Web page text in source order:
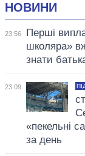
НОВИНИ
23:56
Перші
школяра»
знати
23:09
«пекельні
за день